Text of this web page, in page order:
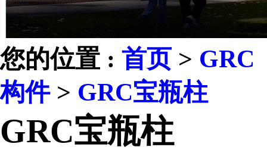
您的位置 : 首页 > GRC
构件> GRC宝瓶柱
GRC宝瓶柱